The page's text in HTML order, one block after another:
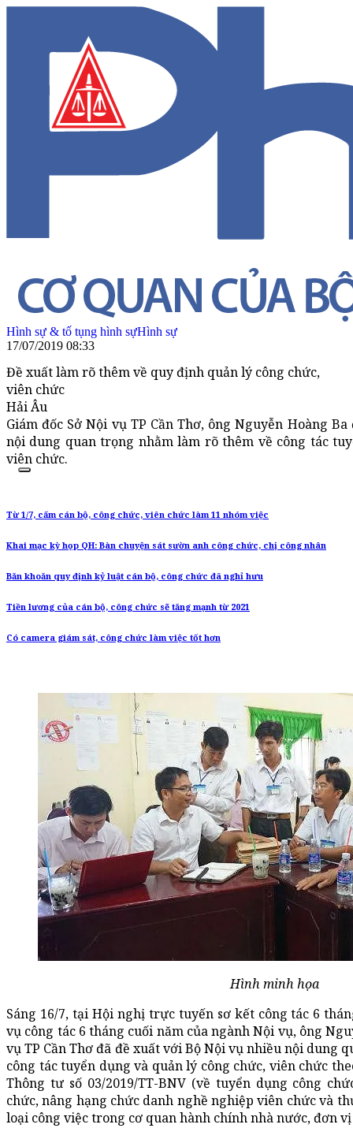
Hình sự & tố tụng hình sựHình sự
17/07/2019 08:33
Đề xuất làm rõ thêm về quy định quản lý công chức,
viên chức
Hải Âu
Giám đốc Sở Nội vụ TP Cần Thơ, ông Nguyễn Hoàng
nội dung quan trọng nhằm làm rõ thêm về công tác
viên chức.
Từ 1/7, cấm cán bộ, công chức, viên chức làm 11 nhóm việc
Khai mạc kỳ họp QH: Bàn chuyện sát sườn anh công chức, chị công nhân
Băn khoăn quy định kỷ luật cán bộ, công chức đã nghỉ hưu
Tiền lương của cán bộ, công chức sẽ tăng mạnh từ 2021
Có camera giám sát, công chức làm việc tốt hơn
Hình minh họa
Sáng 16/7, tại Hội nghị trực tuyến sơ kết công tác 6
vụ công tác 6 tháng cuối năm của ngành Nội vụ, ông
vụ TP Cần Thơ đã đề xuất với Bộ Nội vụ nhiều nội dung
công tác tuyển dụng và quản lý công chức, viên chức
Thông tư số 03/2019/TT-BNV (về tuyển dụng công
chức, nâng hạng chức danh nghề nghiệp viên chức và
loại công việc trong cơ quan hành chính nhà nước, đơn